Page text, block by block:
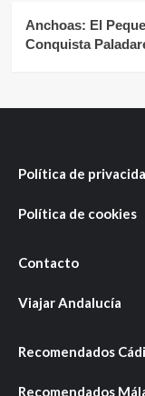
Anchoas: El
Conquista
Política de
Política de cookies
Contacto
Viajar Andalucía
Recomendados
Recomendados